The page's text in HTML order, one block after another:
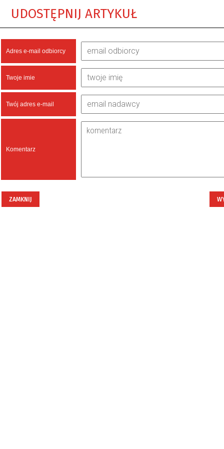
UDOSTĘPNIJ ARTYKUŁ
Adres e-mail odbiorcy
Twoje imie
Twój adres e-mail
Komentarz